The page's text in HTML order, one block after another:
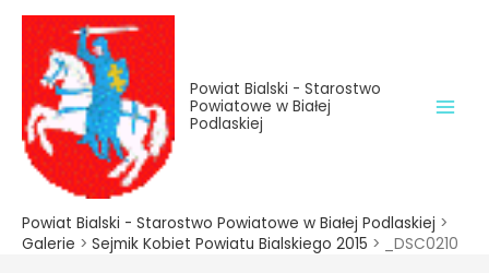
treści
Przejdź
treści
Powiat Bialski - Starostwo
Powiatowe w Białej
Podlaskiej
Powiat Bialski - Starostwo Powiatowe w Białej Podlaskiej >
Galerie > Sejmik Kobiet Powiatu Bialskiego 2015 > _DSC0210